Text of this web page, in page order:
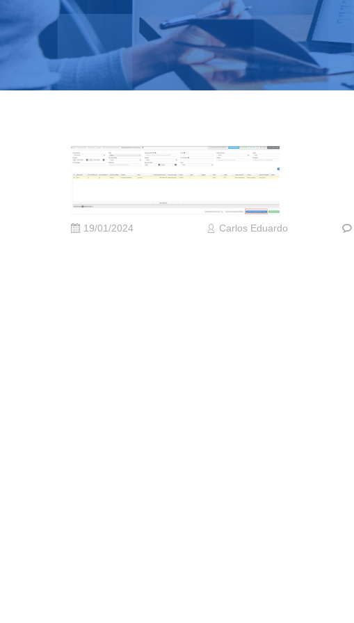
19/01/2024 Carlos Eduardo